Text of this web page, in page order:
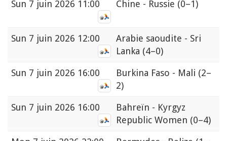
Sun 7 juin 2026 11:00 Chine - Russie (0–1)
Sun 7 juin 2026 12:00
Arabie saoudite - Sri
Lanka (4–0)
Sun 7 juin 2026 16:00 Burkina Faso - Mali (2–
2)
Sun 7 juin 2026 16:00
Bahreïn - Kyrgyz
Republic Women (0–4)